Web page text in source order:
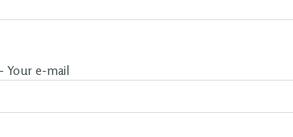
Your e-mail